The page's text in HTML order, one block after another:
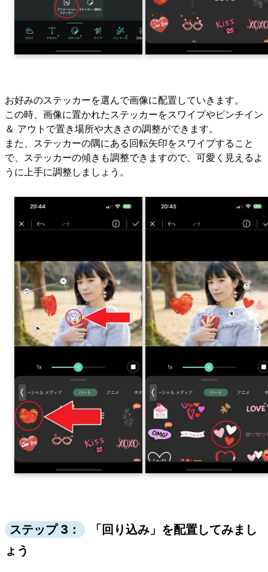
お好みのステッカーを選んで画像に配置していきます。
この時、画像に置かれたステッカーをスワイプやピンチイン
＆ アウトで置き場所や大きさの調整ができます。
また、ステッカーの隅にある回転矢印をスワイプすること
で、ステッカーの傾きも調整できますので、可愛く見えるよ
うに上手に調整しましょう。
ステップ 3：
「回り込み」を配置してみまし
ょう